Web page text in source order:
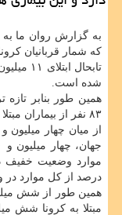
به گزارش روان ما به
شده است.
۸۳ نفر از بیماران مبتلا به کووید-۱۹ بهبود یافته اند.
درصد از کل موارد در